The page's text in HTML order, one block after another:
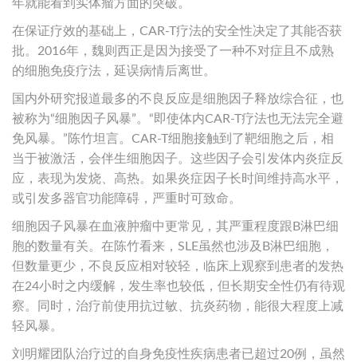
年就能看到实体瘤方面的突破。
在保证疗效的基础上，CAR-T疗法的安全性决定了其能否获
批。2016年，魏则西正是因为接受了一种不对症且不成熟
的细胞免疫疗法，延误病情后离世。
国内外研究报道最多的不良反应是细胞因子释放综合征，也
被称为“细胞因子风暴”。“即使体内CAR-T疗法也无法完全避
免风暴。”陈竹坦言。CAR-T细胞接触到了靶细胞之后，相
当于被激活，会伴生细胞因子。这些因子会引发体内炎症反
应，表现为发烧、高热。如果炎症因子长时间维持高水平，
或引发多器官功能障碍，严重时可致命。
细胞因子风暴在血液肿瘤中更常见，其严重程度跟B淋巴细
胞的数量有关。在陈竹看来，SLE虽然也涉及B淋巴细胞，
但数量更少，不良反应相对较轻，临床上观察到患者的发热
在24小时之内缓解，发生率也较低，但长期安全性仍有待观
察。同时，治疗前使用抗过敏、抗炎药物，能很大程度上减
轻风暴。
刘明耀团队治疗过的自身免疫性疾病患者已超过20例，虽然